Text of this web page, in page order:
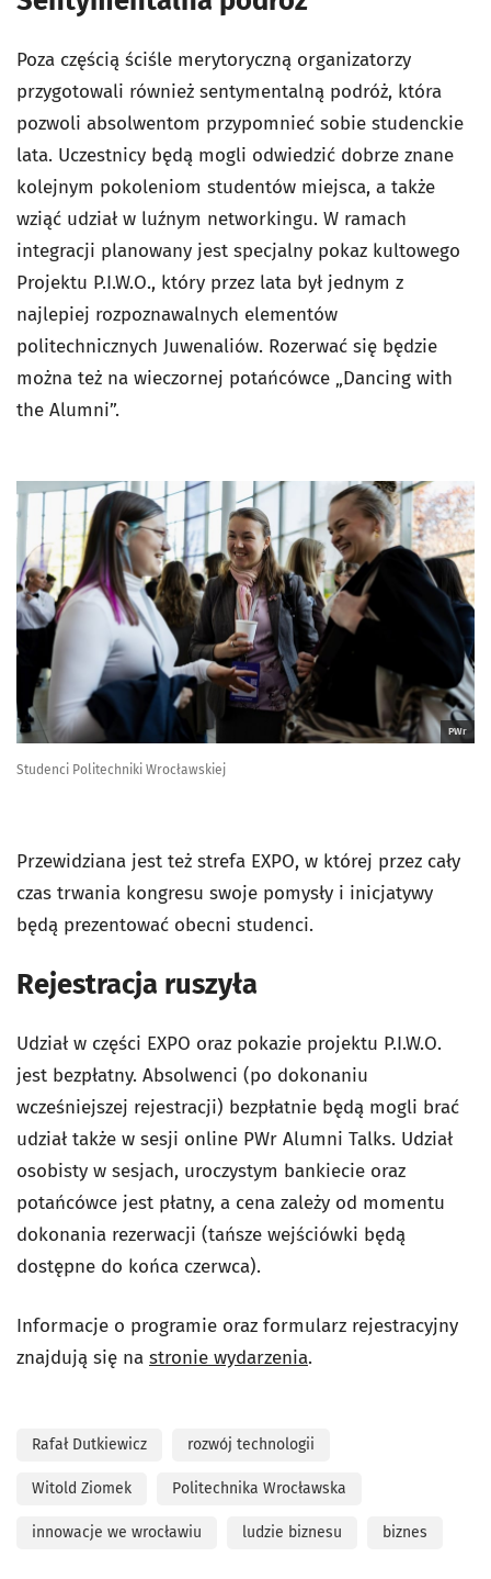
Poza częścią ściśle merytoryczną organizatorzy
przygotowali również sentymentalną podróż, która
pozwoli absolwentom przypomnieć sobie studenckie
lata. Uczestnicy będą mogli odwiedzić dobrze znane
kolejnym pokoleniom studentów miejsca, a także
wziąć udział w luźnym networkingu. W ramach
integracji planowany jest specjalny pokaz kultowego
Projektu P.I.W.O., który przez lata był jednym z
najlepiej rozpoznawalnych elementów
politechnicznych Juwenaliów. Rozerwać się będzie
można też na wieczornej potańcówce „Dancing with
the Alumni”.
PWr
Studenci Politechniki Wrocławskiej
Przewidziana jest też strefa EXPO, w której przez cały
czas trwania kongresu swoje pomysły i inicjatywy
będą prezentować obecni studenci.
Rejestracja ruszyła
Udział w części EXPO oraz pokazie projektu P.I.W.O.
jest bezpłatny. Absolwenci (po dokonaniu
wcześniejszej rejestracji) bezpłatnie będą mogli brać
udział także w sesji online PWr Alumni Talks. Udział
osobisty w sesjach, uroczystym bankiecie oraz
potańcówce jest płatny, a cena zależy od momentu
dokonania rezerwacji (tańsze wejściówki będą
dostępne do końca czerwca).
Informacje o programie oraz formularz rejestracyjny
znajdują się na stronie wydarzenia.
Rafał Dutkiewicz rozwój technologii
Witold Ziomek Politechnika Wrocławska
innowacje we wrocławiu ludzie biznesu biznes